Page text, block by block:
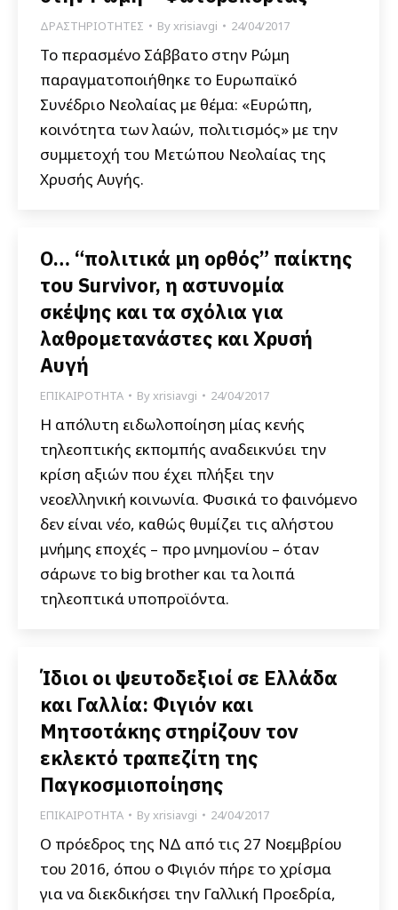
ΔΡΑΣΤΗΡΙΟΤΗΤΕΣ Byxrisiavgi 24/04/2017
Το περασμένο Σάββατο στην Ρώμη
παραγματοποιήθηκε το Ευρωπαϊκό
Συνέδριο Νεολαίας με θέμα: «Ευρώπη,
κοινότητα των λαών, πολιτισμός» με την
συμμετοχή του Μετώπου Νεολαίας της
Χρυσής Αυγής.
Ο… “πολιτικά μη ορθός” παίκτης
του Survivor, η αστυνομία
σκέψης και τα σχόλια για
λαθρομετανάστες και Χρυσή
Αυγή
ΕΠΙΚΑΙΡΟΤΗΤΑ Byxrisiavgi 24/04/2017
Η απόλυτη ειδωλοποίηση μίας κενής
τηλεοπτικής εκπομπής αναδεικνύει την
κρίση αξιών που έχει πλήξει την
νεοελληνική κοινωνία. Φυσικά το φαινόμενο
δεν είναι νέο, καθώς θυμίζει τις αλήστου
μνήμης εποχές – προ μνημονίου – όταν
σάρωνε το big brother και τα λοιπά
τηλεοπτικά υποπροϊόντα.
Ίδιοι οι ψευτοδεξιοί σε Ελλάδα
και Γαλλία: Φιγιόν και
Μητσοτάκης στηρίζουν τον
εκλεκτό τραπεζίτη της
Παγκοσμιοποίησης
ΕΠΙΚΑΙΡΟΤΗΤΑ Byxrisiavgi 24/04/2017
Ο πρόεδρος της ΝΔ από τις 27 Νοεμβρίου
του 2016, όπου ο Φιγιόν πήρε το χρίσμα
για να διεκδικήσει την Γαλλική Προεδρία,